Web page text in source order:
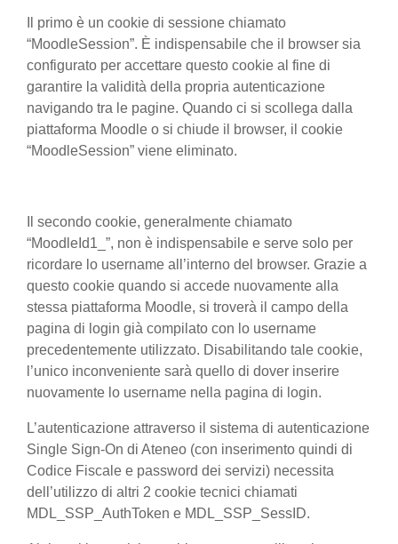
Il primo è un cookie di sessione chiamato
“MoodleSession”. È indispensabile che il browser sia
configurato per accettare questo cookie al fine di
garantire la validità della propria autenticazione
navigando tra le pagine. Quando ci si scollega dalla
piattaforma Moodle o si chiude il browser, il cookie
“MoodleSession” viene eliminato.
Il secondo cookie, generalmente chiamato
“MoodleId1_”, non è indispensabile e serve solo per
ricordare lo username all’interno del browser. Grazie a
questo cookie quando si accede nuovamente alla
stessa piattaforma Moodle, si troverà il campo della
pagina di login già compilato con lo username
precedentemente utilizzato. Disabilitando tale cookie,
l’unico inconveniente sarà quello di dover inserire
nuovamente lo username nella pagina di login.
L’autenticazione attraverso il sistema di autenticazione
Single Sign-On di Ateneo (con inserimento quindi di
Codice Fiscale e password dei servizi) necessita
dell’utilizzo di altri 2 cookie tecnici chiamati
MDL_SSP_AuthToken e MDL_SSP_SessID.